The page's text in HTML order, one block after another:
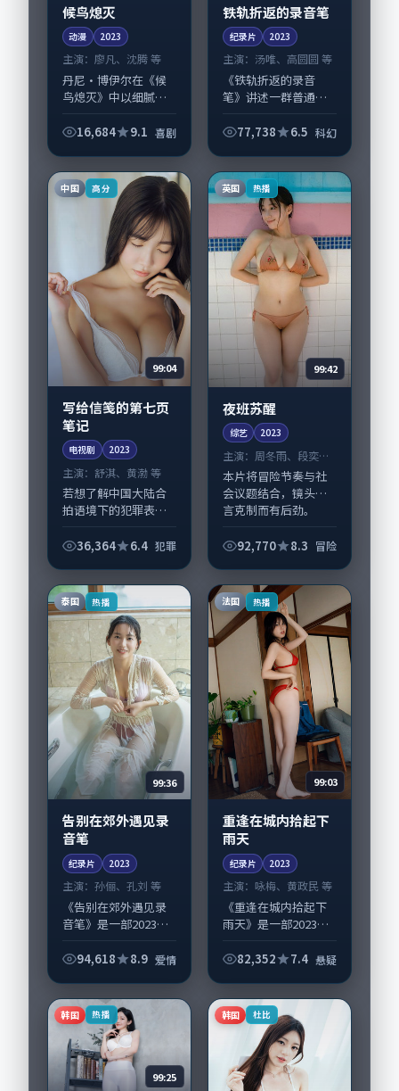
候鸟熄灭
动漫 2023
主演： 廖凡、沈腾 等
丹尼·博伊尔在《候
鸟熄灭》中以细腻场
力，廖凡、沈腾领衔
新加坡完成制作协
同，2023-11-0...
16,684 9.1 喜剧
铁轨折返的录音笔
纪录片 2023
主演： 汤唯、高圆圆 等
《铁轨折返的录音
笔》讲述一群普通人
写人生轨迹的故事，
导演朴赞郁擅长留白
叙事，汤唯、高圆圆
77,738 6.5 科幻
中国 高分
99:04
写给信笺的第七页
笔记
电视剧 2023
主演： 舒淇、黄渤 等
若想了解中国大陆合
拍语境下的犯罪表
七页笔记》值得关
合，舒淇、黄渤与配
角群戏并重。影片
2023...
36,364 6.4 犯罪
英国 热播
99:42
夜班苏醒
综艺 2023
主演： 周冬雨、段奕宏
等
本片将冒险节奏与社
会议题结合，镜头语
言克制而有后劲。
男掌舵，周冬雨、段
城市质感，适合偏好
写...
92,770 8.3 冒险
泰国 热播
99:36
告别在郊外遇见录
音笔
纪录片 2023
主演： 孙俪、孔刘 等
《告别在郊外遇见录
音笔》是一部2023年
录片，由林超贤执
亦参与重要戏份。故
事围绕当代都市中...
94,618 8.9 爱情
法国 热播
99:03
重逢在城内拾起下
雨天
纪录片 2023
主演： 咏梅、黄政民 等
《重逢在城内拾起下
雨天》是一部2023年
录片，由曾国祥执
演员亦参与重要戏
份。故事围绕当代都...
82,352 7.4 悬疑
韩国 热播
99:25
韩国 杜比